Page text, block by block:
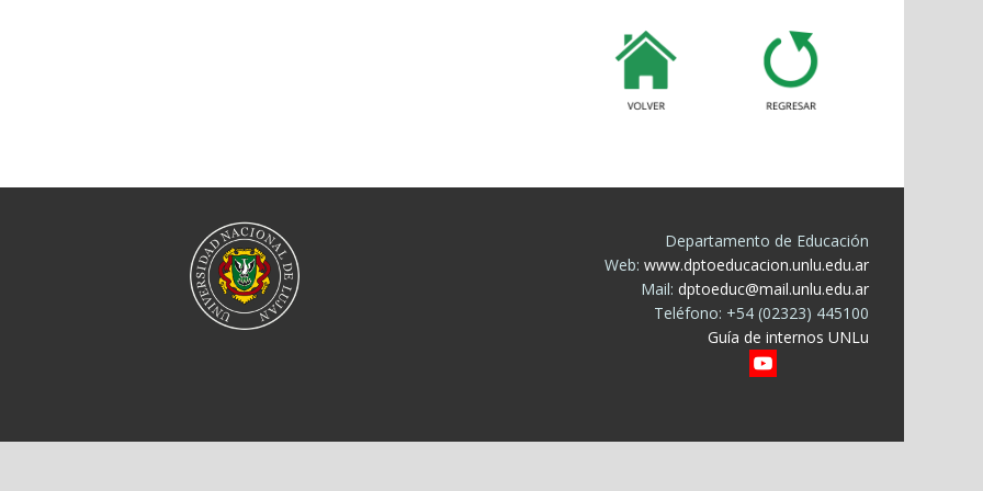
Departamento de Educación
Web: www.dptoeducacion.unlu.edu.ar
Mail: dptoeduc@mail.unlu.edu.ar
Teléfono: +54 (02323) 445100
Guía de internos UNLu